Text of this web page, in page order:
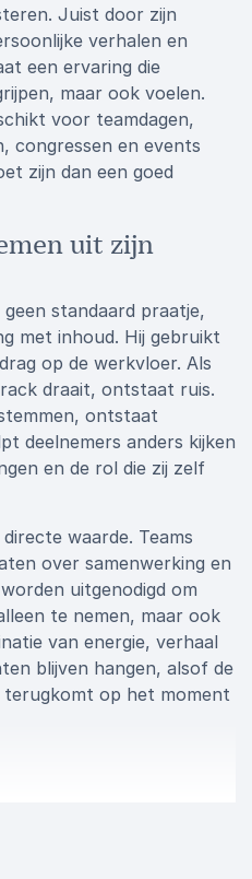
Juist door zijn
verhalen en
een ervaring die
maar ook voelen.
voor teamdagen,
congressen en events
zijn dan een goed
uit zijn
standaard praatje,
met inhoud. Hij gebruikt
op de werkvloer. Als
draait, ontstaat ruis.
ontstaat
deelnemers anders kijken
en de rol die zij zelf
waarde. Teams
over samenwerking en
uitgenodigd om
te nemen, maar ook
van energie, verhaal
blijven hangen, alsof de
op het moment